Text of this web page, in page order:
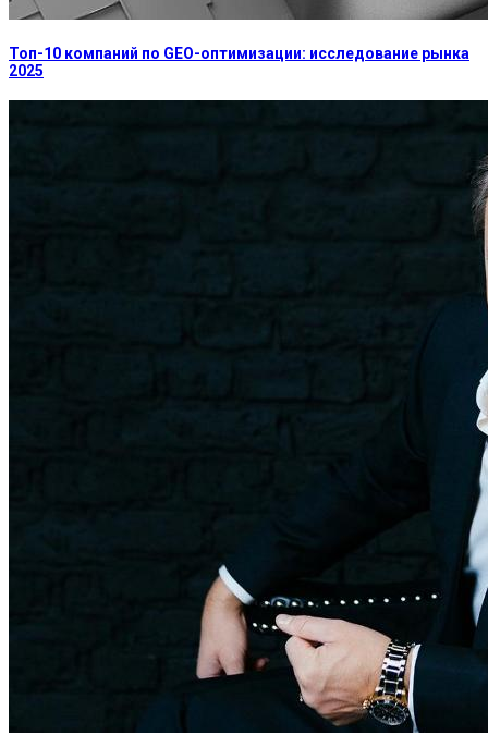
Топ-10 компаний по GEO-оптимизации: исследование рынка
2025